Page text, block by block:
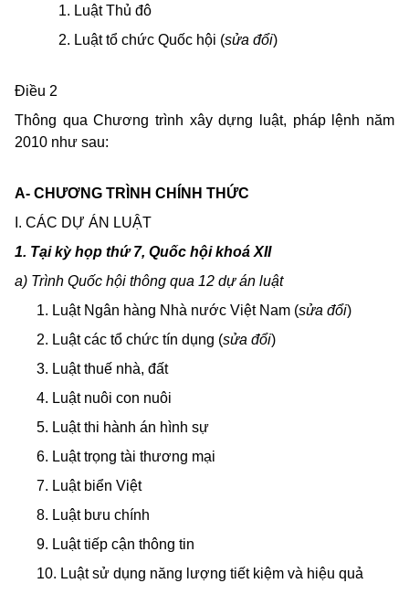
1. Luật Thủ đô
2. Luật tổ chức Quốc hội (sửa đổi)
Điều 2
Thông qua Chương trình xây dựng luật, pháp lệnh năm
2010 như sau:
A- CHƯƠNG TRÌNH CHÍNH THỨC
I. CÁC DỰ ÁN LUẬT
1. Tại kỳ họp thứ 7, Quốc hội khoá XII
a) Trình Quốc hội thông qua 12 dự án luật
1. Luật Ngân hàng Nhà nước Việt Nam (sửa đổi)
2. Luật các tổ chức tín dụng (sửa đổi)
3. Luật thuế nhà, đất
4. Luật nuôi con nuôi
5. Luật thi hành án hình sự
6. Luật trọng tài thương mại
7. Luật biển Việt
8. Luật bưu chính
9. Luật tiếp cận thông tin
10. Luật sử dụng năng lượng tiết kiệm và hiệu quả